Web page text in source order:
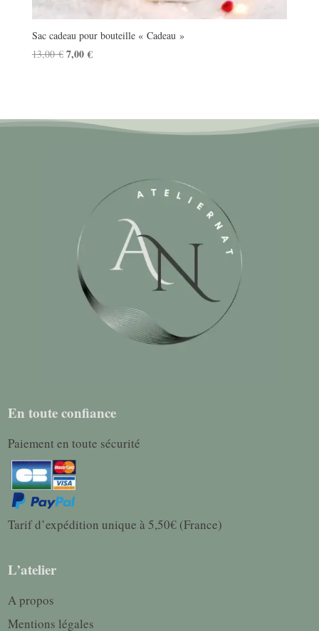
Sac cadeau pour bouteille « Cadeau »
13,00€ Le
13,00 €.
7,00€Le
7,00 €.
En toute confiance
Paiement en toute sécurité
Tarif d’expédition unique à 5,50€ (France)
L’atelier
A propos
Mentions légales